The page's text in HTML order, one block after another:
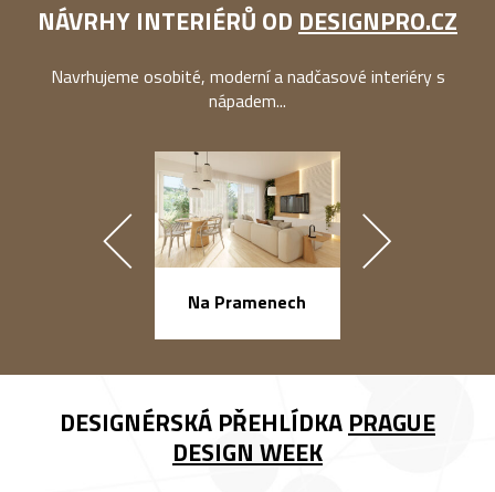
NÁVRHY INTERIÉRŮ OD DESIGNPRO.CZ
Navrhujeme osobité, moderní a nadčasové interiéry s
nápadem...
Na Pramenech
DESIGNÉRSKÁ PŘEHLÍDKA PRAGUE
DESIGN WEEK